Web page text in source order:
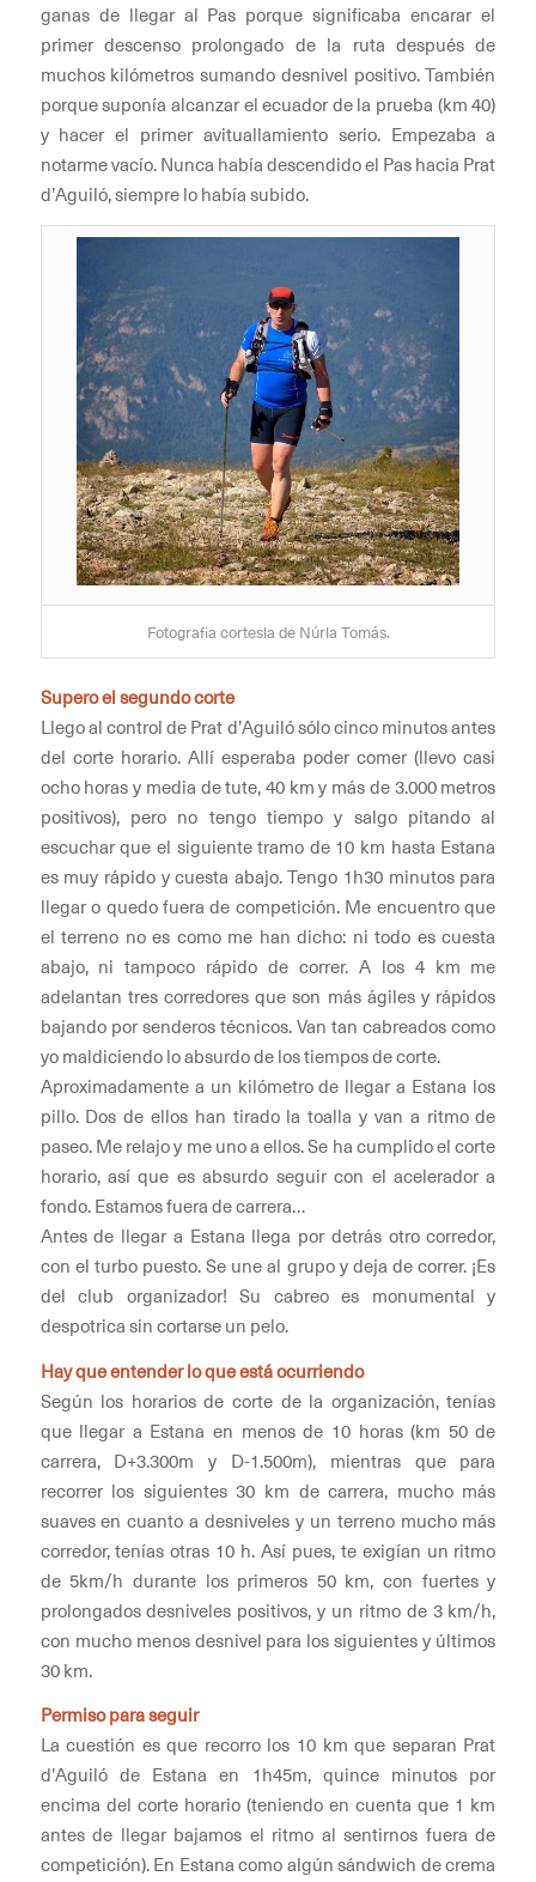
ganas de llegar al Pas porque significaba encarar el
primer descenso prolongado de la ruta después de
muchos kilómetros sumando desnivel positivo. También
porque suponía alcanzar el ecuador de la prueba (km 40)
y hacer el primer avituallamiento serio. Empezaba a
notarme vacío. Nunca había descendido el Pas hacia Prat
d’Aguiló, siempre lo había subido.
Fotografia cortesia de Núria Tomás.
Supero el segundo corte
Llego al control de Prat d’Aguiló sólo cinco minutos antes
del corte horario. Allí esperaba poder comer (llevo casi
ocho horas y media de tute, 40 km y más de 3.000 metros
positivos), pero no tengo tiempo y salgo pitando al
escuchar que el siguiente tramo de 10 km hasta Estana
es muy rápido y cuesta abajo. Tengo 1h30 minutos para
llegar o quedo fuera de competición. Me encuentro que
el terreno no es como me han dicho: ni todo es cuesta
abajo, ni tampoco rápido de correr. A los 4 km me
adelantan tres corredores que son más ágiles y rápidos
bajando por senderos técnicos. Van tan cabreados como
yo maldiciendo lo absurdo de los tiempos de corte.
Aproximadamente a un kilómetro de llegar a Estana los
pillo. Dos de ellos han tirado la toalla y van a ritmo de
paseo. Me relajo y me uno a ellos. Se ha cumplido el corte
horario, así que es absurdo seguir con el acelerador a
fondo. Estamos fuera de carrera…
Antes de llegar a Estana llega por detrás otro corredor,
con el turbo puesto. Se une al grupo y deja de correr. ¡Es
del club organizador! Su cabreo es monumental y
despotrica sin cortarse un pelo.
Hay que entender lo que está ocurriendo
Según los horarios de corte de la organización, tenías
que llegar a Estana en menos de 10 horas (km 50 de
carrera, D+3.300m y D-1.500m), mientras que para
recorrer los siguientes 30 km de carrera, mucho más
suaves en cuanto a desniveles y un terreno mucho más
corredor, tenías otras 10 h. Así pues, te exigían un ritmo
de 5km/h durante los primeros 50 km, con fuertes y
prolongados desniveles positivos, y un ritmo de 3 km/h,
con mucho menos desnivel para los siguientes y últimos
30 km.
Permiso para seguir
La cuestión es que recorro los 10 km que separan Prat
d’Aguiló de Estana en 1h45m, quince minutos por
encima del corte horario (teniendo en cuenta que 1 km
antes de llegar bajamos el ritmo al sentirnos fuera de
competición). En Estana como algún sándwich de crema